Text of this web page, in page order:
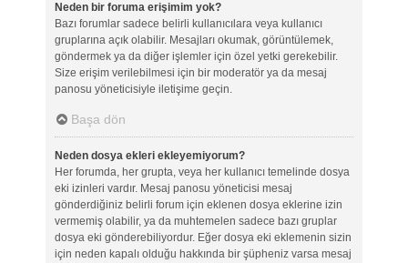
Neden bir foruma erişimim yok?
Bazı forumlar sadece belirli kullanıcılara veya kullanıcı
gruplarına açık olabilir. Mesajları okumak, görüntülemek,
göndermek ya da diğer işlemler için özel yetki gerekebilir.
Size erişim verilebilmesi için bir moderatör ya da mesaj
panosu yöneticisiyle iletişime geçin.
Başa dön
Neden dosya ekleri ekleyemiyorum?
Her forumda, her grupta, veya her kullanıcı temelinde dosya
eki izinleri vardır. Mesaj panosu yöneticisi mesaj
gönderdiğiniz belirli forum için eklenen dosya eklerine izin
vermemiş olabilir, ya da muhtemelen sadece bazı gruplar
dosya eki gönderebiliyordur. Eğer dosya eki eklemenin sizin
için neden kapalı olduğu hakkında bir şüpheniz varsa mesaj